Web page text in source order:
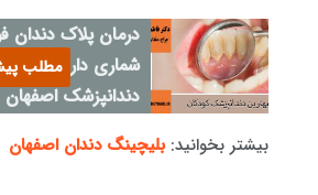
درمان پلاک دندان
شماری دارد -
دندانپزشک اصفهان
مطلب
بیشتر بخوانید:بلیچینگ دندان اصفهان